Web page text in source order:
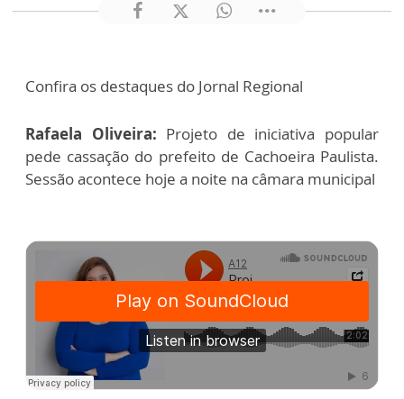
Confira os destaques do Jornal Regional
Rafaela Oliveira: Projeto de iniciativa popular
pede cassação do prefeito de Cachoeira Paulista.
Sessão acontece hoje a noite na câmara municipal